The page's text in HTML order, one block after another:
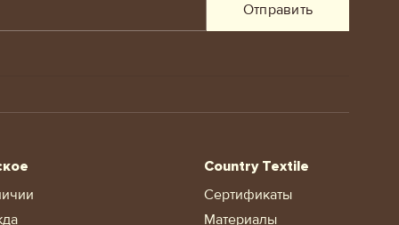
Отправить
Country Textile
Сертификаты
Материалы